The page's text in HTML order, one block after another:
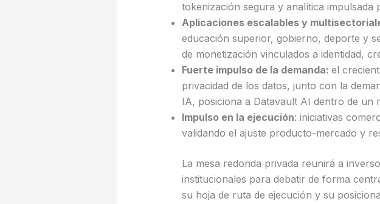
tokenización segura y analítica impulsada
Aplicaciones escalables y
educación superior, gobierno, deporte y
de monetización vinculados a identidad,
Fuerte impulso de la demanda: el
privacidad de los datos, junto con la
IA, posiciona a Datavault AI dentro de un
Impulso en la ejecución: iniciativas
validando el ajuste producto-mercado y
La mesa redonda privada reunirá a
institucionales para debatir de forma
su hoja de ruta de ejecución y su